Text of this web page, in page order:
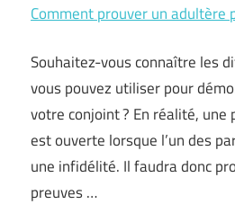
Comment prouver un adultère
Souhaitez-vous connaître les
vous pouvez utiliser pour
votre conjoint ? En réalité, une
est ouverte lorsque l’un des
une infidélité. Il faudra donc
preuves …